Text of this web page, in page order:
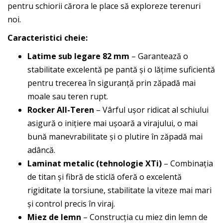
pentru schiorii cărora le place să exploreze terenuri
noi.
Caracteristici cheie:
Latime sub legare 82 mm – Garantează o
stabilitate excelentă pe pantă și o lățime suficientă
pentru trecerea în siguranță prin zăpadă mai
moale sau teren rupt.
Rocker All-Teren – Vârful ușor ridicat al schiului
asigură o inițiere mai ușoară a virajului, o mai
bună manevrabilitate și o plutire în zăpadă mai
adâncă.
Laminat metalic (tehnologie XTi) – Combinația
de titan și fibră de sticlă oferă o excelentă
rigiditate la torsiune, stabilitate la viteze mai mari
și control precis în viraj.
Miez de lemn – Construcția cu miez din lemn de